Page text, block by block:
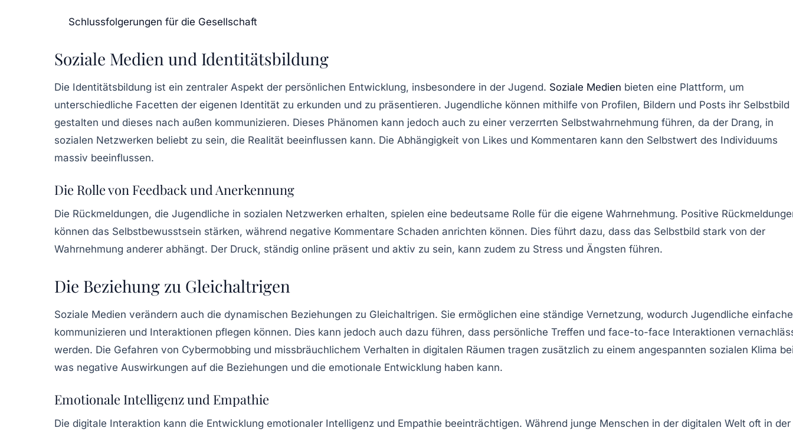
Schlussfolgerungen für die Gesellschaft
Soziale Medien und Identitätsbildung
Die Identitätsbildung ist ein zentraler Aspekt der persönlichen Entwicklung, insbesondere in der Jugend. Soziale Medien bieten eine Plattform, um
unterschiedliche Facetten der eigenen Identität zu erkunden und zu präsentieren. Jugendliche können mithilfe von Profilen, Bildern und Posts ihr Selbstbild
gestalten und dieses nach außen kommunizieren. Dieses Phänomen kann jedoch auch zu einer verzerrten Selbstwahrnehmung führen, da der Drang, in
sozialen Netzwerken beliebt zu sein, die Realität beeinflussen kann. Die Abhängigkeit von Likes und Kommentaren kann den Selbstwert des Individuums
massiv beeinflussen.
Die Rolle von Feedback und Anerkennung
Die Rückmeldungen, die Jugendliche in sozialen Netzwerken erhalten, spielen eine bedeutsame Rolle für die eigene Wahrnehmung. Positive
können das Selbstbewusstsein stärken, während negative Kommentare Schaden anrichten können. Dies führt dazu, dass das Selbstbild stark von der
Wahrnehmung anderer abhängt. Der Druck, ständig online präsent und aktiv zu sein, kann zudem zu Stress und Ängsten führen.
Die Beziehung zu Gleichaltrigen
Soziale Medien verändern auch die dynamischen Beziehungen zu Gleichaltrigen. Sie ermöglichen eine ständige Vernetzung, wodurch Jugendliche
kommunizieren und Interaktionen pflegen können. Dies kann jedoch auch dazu führen, dass persönliche Treffen und face-to-face Interaktionen
werden. Die Gefahren von Cybermobbing und missbräuchlichem Verhalten in digitalen Räumen tragen zusätzlich zu einem angespannten sozialen Klima
was negative Auswirkungen auf die Beziehungen und die emotionale Entwicklung haben kann.
Emotionale Intelligenz und Empathie
Die digitale Interaktion kann die Entwicklung emotionaler Intelligenz und Empathie beeinträchtigen. Während junge Menschen in der digitalen Welt oft in der